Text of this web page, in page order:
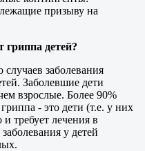
призыву на
детей?
заболевания
Заболевшие дети
взрослые. Более 90%
- это дети (т.е. у них
требует лечения в
у детей